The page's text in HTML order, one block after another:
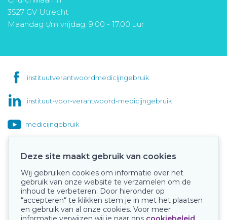
3527 GV Utrecht
Maandag t/m vrijdag: 9.00 - 17.00 uur
instituutverantwoordmedicijngebruik
instituut-voor-verantwoord-medicijngebruik
medicijngebruik
Onze keurmerken
Deze site maakt gebruik van cookies
Wij gebruiken cookies om informatie over het
gebruik van onze website te verzamelen om de
inhoud te verbeteren. Door hieronder op
“accepteren“ te klikken stem je in met het plaatsen
en gebruik van al onze cookies. Voor meer